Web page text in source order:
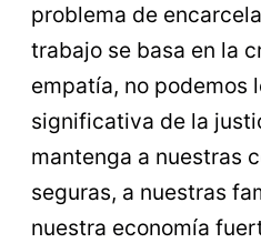
problema de
trabajo se basa en la
empatía, no podemos
significativa de la
mantenga a nuestras
seguras, a nuestras
nuestra economía